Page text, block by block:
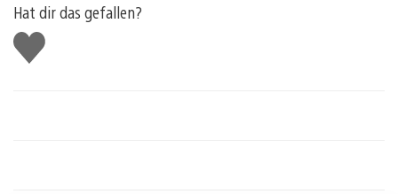
Hat dir das gefallen?
Gefällt
mir